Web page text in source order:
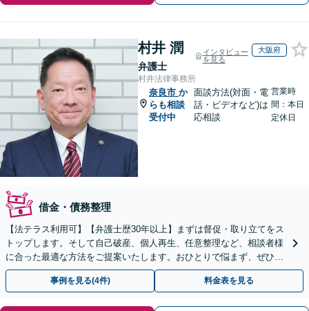
村井 潤
弁護士
インタビュー
を見る
大阪府
村井法律事務所
奈良市 か
らも相談
受付中
面談方法(対面・電
話・ビデオなど)は
応相談
営業時
間：本日
定休日
借金・債務整理
【法テラス利用可】【弁護士歴30年以上】まずは督促・取り立てをス
トップします。そして自己破産、個人再生、任意整理など、相談者様
に合った最適な方法をご提案いたします。おひとりで悩まず、ぜひご
相談ください。【法人破産も対応】
事例を見る(4件) 料金表を見る